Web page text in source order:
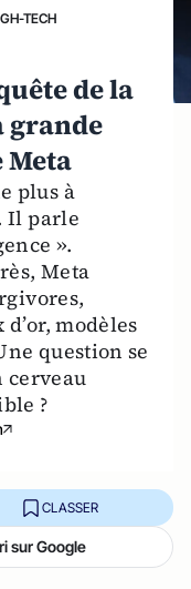
TECH
de la
grande
Meta
plus à
Il parle
».
Meta
modèles
question se
cerveau
?
CLASSER
sur Google